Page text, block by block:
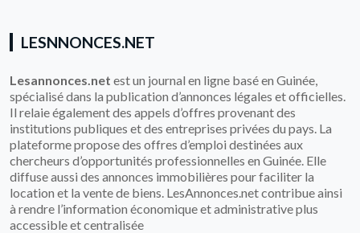
LESNNONCES.NET
Lesannonces.net est un journal en ligne basé en Guinée,
spécialisé dans la publication d’annonces légales et officielles.
Il relaie également des appels d’offres provenant des
institutions publiques et des entreprises privées du pays. La
plateforme propose des offres d’emploi destinées aux
chercheurs d’opportunités professionnelles en Guinée. Elle
diffuse aussi des annonces immobilières pour faciliter la
location et la vente de biens. LesAnnonces.net contribue ainsi
à rendre l’information économique et administrative plus
accessible et centralisée